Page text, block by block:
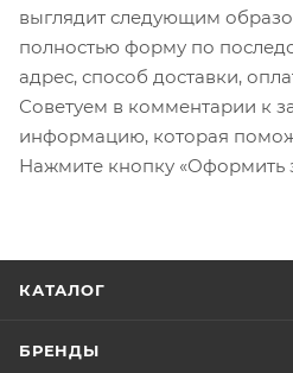
выглядит следующим
полностью форму по
адрес, способ доставки,
Советуем в комментарии к
информацию, которая
Нажмите кнопку «Оформить
КАТАЛОГ
БРЕНДЫ